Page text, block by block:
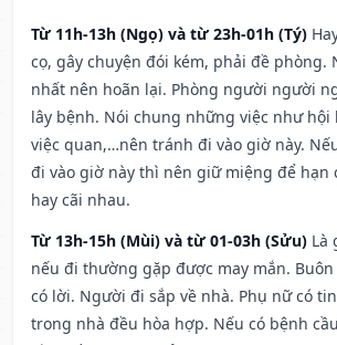
Từ 11h-13h (Ngọ) và từ 23h-01h (Tý)
cọ, gây chuyện đói kém, phải đề phòng.
nhất nên hoãn lại. Phòng người người
lây bệnh. Nói chung những việc như hội
việc quan,…nên tránh đi vào giờ này.
đi vào giờ này thì nên giữ miệng để hạn
hay cãi nhau.
Từ 13h-15h (Mùi) và từ 01-03h (Sửu) Là
nếu đi thường gặp được may mắn.
có lời. Người đi sắp về nhà. Phụ nữ có
trong nhà đều hòa hợp. Nếu có bệnh